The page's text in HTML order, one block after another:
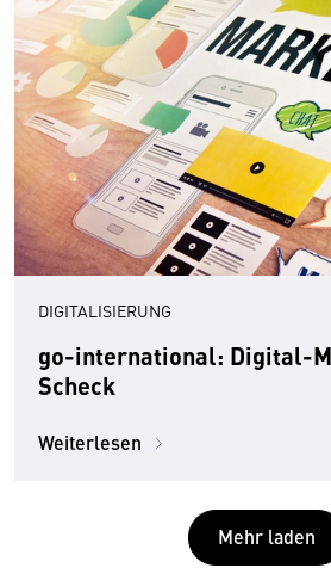
DIGITALISIERUNG
go-international: Digital-
Scheck
Weiterlesen
Mehr laden